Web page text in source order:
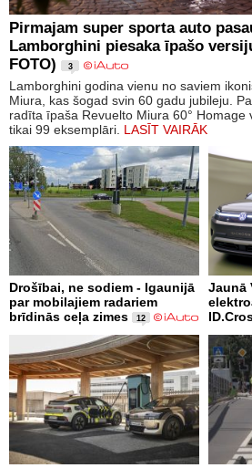
Pirmajam super sporta auto
Lamborghini piesaka īpašo
FOTO)
3
Lamborghini godina vienu no saviem
Miura, kas šogad svin 60 gadu jubileju.
radīta īpaša Revuelto Miura 60° Homage
tikai 99 eksemplāri. LASĪT VAIRĀK
Drošībai, ne sodiem - Igaunijā
par mobilajiem radariem
brīdinās ceļa zimes
12
Jaunā